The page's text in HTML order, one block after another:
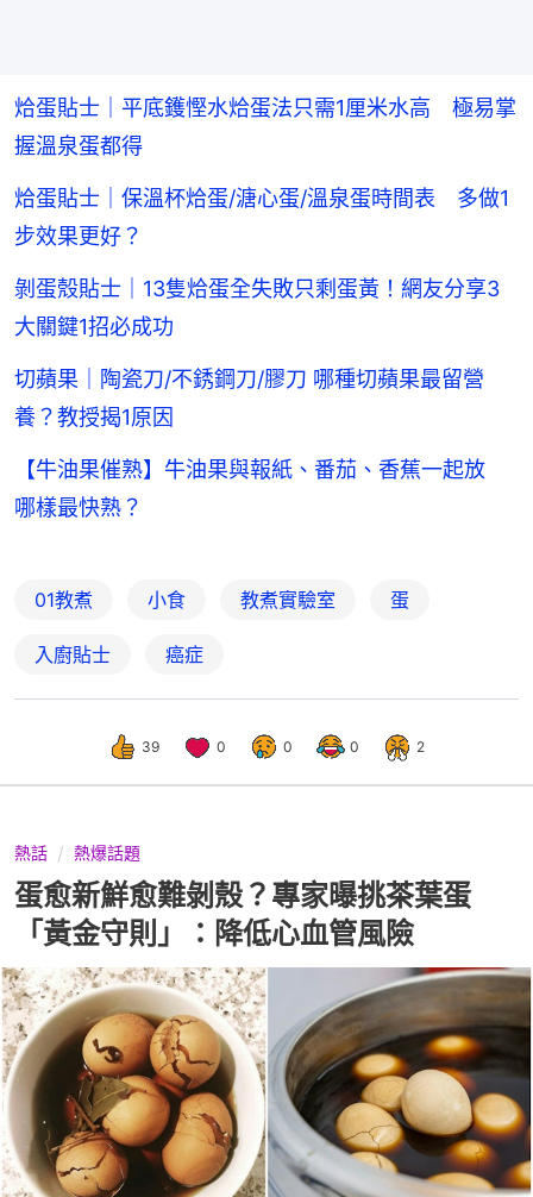
烚蛋貼士｜平底鑊慳水烚蛋法只需1厘米水高 極易掌
握溫泉蛋都得
烚蛋貼士｜保溫杯烚蛋/溏心蛋/溫泉蛋時間表 多做1
步效果更好？
剝蛋殼貼士｜13隻烚蛋全失敗只剩蛋黃！網友分享3
大關鍵1招必成功
切蘋果｜陶瓷刀/不銹鋼刀/膠刀 哪種切蘋果最留營
養？教授揭1原因
【牛油果催熟】牛油果與報紙、番茄、香蕉一起放
哪樣最快熟？
01教煮 小食 教煮實驗室 蛋
入廚貼士 癌症
39 0 0 0 2
熱話 熱爆話題
蛋愈新鮮愈難剝殼？專家曝挑茶葉蛋
「黃金守則」：降低心血管風險